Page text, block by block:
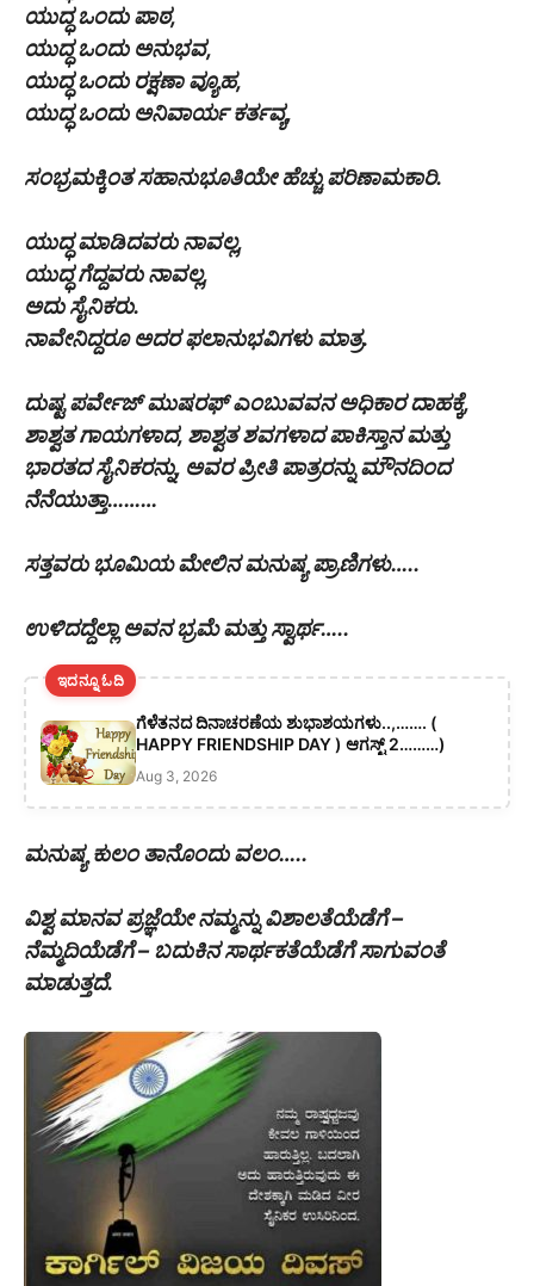
ಯುದ್ಧ ಒಂದು ಪಾಠ,
ಯುದ್ಧ ಒಂದು ಅನುಭವ,
ಯುದ್ಧ ಒಂದು ರಕ್ಷಣಾ ವ್ಯೂಹ,
ಯುದ್ಧ ಒಂದು ಅನಿವಾರ್ಯ ಕರ್ತವ್ಯ,
ಸಂಭ್ರಮಕ್ಕಿಂತ ಸಹಾನುಭೂತಿಯೇ ಹೆಚ್ಚು ಪರಿಣಾಮಕಾರಿ.
ಯುದ್ಧ ಮಾಡಿದವರು ನಾವಲ್ಲ,
ಯುದ್ಧ ಗೆದ್ದವರು ನಾವಲ್ಲ,
ಅದು ಸೈನಿಕರು.
ನಾವೇನಿದ್ದರೂ ಅದರ ಫಲಾನುಭವಿಗಳು ಮಾತ್ರ.
ದುಷ್ಟ ಪರ್ವೇಜ್ ಮುಷರಫ್ ಎಂಬುವವನ ಅಧಿಕಾರ ದಾಹಕ್ಕೆ,
ಶಾಶ್ವತ ಗಾಯಗಳಾದ, ಶಾಶ್ವತ ಶವಗಳಾದ ಪಾಕಿಸ್ತಾನ ಮತ್ತು
ಭಾರತದ ಸೈನಿಕರನ್ನು, ಅವರ ಪ್ರೀತಿ ಪಾತ್ರರನ್ನು ಮೌನದಿಂದ
ನೆನೆಯುತ್ತಾ………
ಸತ್ತವರು ಭೂಮಿಯ ಮೇಲಿನ ಮನುಷ್ಯ ಪ್ರಾಣಿಗಳು…..
ಉಳಿದದ್ದೆಲ್ಲಾ ಅವನ ಭ್ರಮೆ ಮತ್ತು ಸ್ವಾರ್ಥ…..
ಇದನ್ನೂ ಓದಿ
ಗೆಳೆತನದ ದಿನಾಚರಣೆಯ ಶುಭಾಶಯಗಳು..,……. (
HAPPY FRIENDSHIP DAY ) ಆಗಸ್ಟ್ 2………)
Aug 3, 2026
ಮನುಷ್ಯ ಕುಲಂ ತಾನೊಂದು ವಲಂ…..
ವಿಶ್ವ ಮಾನವ ಪ್ರಜ್ಞೆಯೇ ನಮ್ಮನ್ನು ವಿಶಾಲತೆಯೆಡೆಗೆ –
ನೆಮ್ಮದಿಯೆಡೆಗೆ – ಬದುಕಿನ ‌ಸಾರ್ಥಕತೆಯೆಡೆಗೆ ಸಾಗುವಂತೆ
ಮಾಡುತ್ತದೆ.